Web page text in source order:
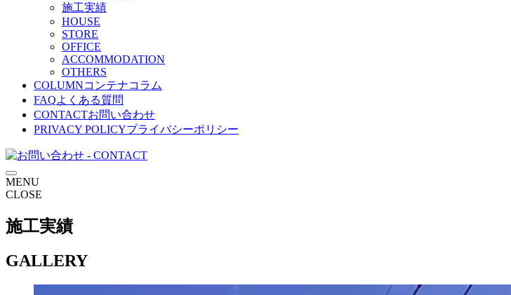
施工実績
HOUSE
STORE
OFFICE
ACCOMMODATION
OTHERS
COLUMNコンテナコラム
FAQよくある質問
CONTACTお問い合わせ
PRIVACY POLICYプライバシーポリシー
MENU
CLOSE
施工実績
GALLERY